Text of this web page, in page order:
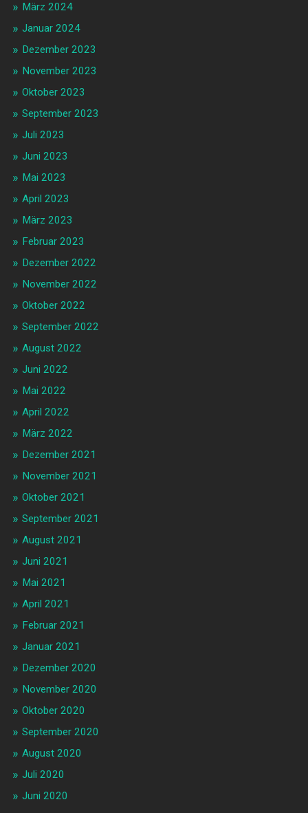
März 2024
Januar 2024
Dezember 2023
November 2023
Oktober 2023
September 2023
Juli 2023
Juni 2023
Mai 2023
April 2023
März 2023
Februar 2023
Dezember 2022
November 2022
Oktober 2022
September 2022
August 2022
Juni 2022
Mai 2022
April 2022
März 2022
Dezember 2021
November 2021
Oktober 2021
September 2021
August 2021
Juni 2021
Mai 2021
April 2021
Februar 2021
Januar 2021
Dezember 2020
November 2020
Oktober 2020
September 2020
August 2020
Juli 2020
Juni 2020